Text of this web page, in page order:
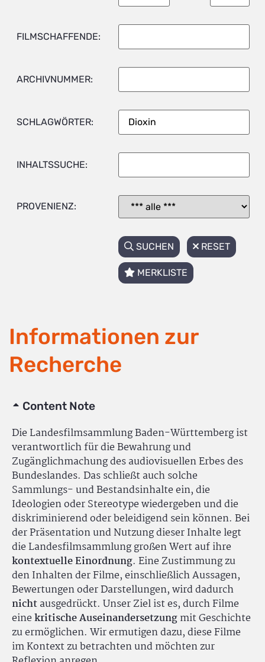
FILMSCHAFFENDE:
ARCHIVNUMMER:
SCHLAGWÖRTER:
INHALTSSUCHE:
PROVENIENZ:
SUCHEN RESET
MERKLISTE
Informationen zur
Recherche
Content Note
Die Landesfilmsammlung Baden-Württemberg ist
verantwortlich für die Bewahrung und
Zugänglichmachung des audiovisuellen Erbes des
Bundeslandes. Das schließt auch solche
Sammlungs- und Bestandsinhalte ein, die
Ideologien oder Stereotype wiedergeben und die
diskriminierend oder beleidigend sein können. Bei
der Präsentation und Nutzung dieser Inhalte legt
die Landesfilmsammlung großen Wert auf ihre
kontextuelle Einordnung. Eine Zustimmung zu
den Inhalten der Filme, einschließlich Aussagen,
Bewertungen oder Darstellungen, wird dadurch
nichtausgedrückt. Unser Ziel ist es, durch Filme
einekritische Auseinandersetzungmit Geschichte
zu ermöglichen. Wir ermutigen dazu, diese Filme
im Kontext zu betrachten und möchten zur